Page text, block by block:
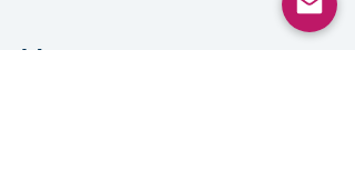
Мудрецы учат: